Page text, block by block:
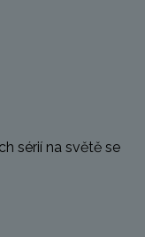
sérií na světě se